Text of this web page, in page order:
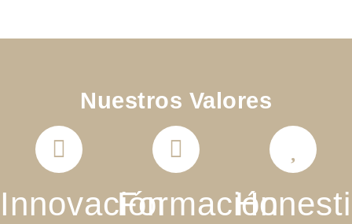
Nuestros Valores
InnovaciónFormación